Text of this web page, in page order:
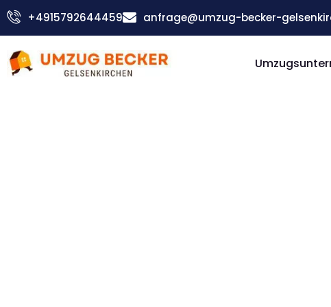
Zum
Inhalt
+4915792644459 anfrage@umzug-becker-